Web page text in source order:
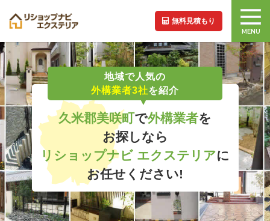
無料見積もり
MENU
地域で人気の
外構業者3社を紹介
久米郡美咲町で外構業者を
お探しなら
リショップナビ エクステリアに
お任せください!